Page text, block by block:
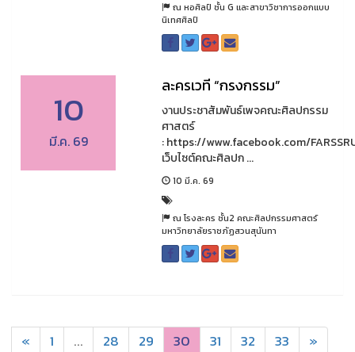
ณ หอศิลป์ ชั้น G และสาขาวิชาการออกแบบ
นิเทศศิลป์
10
มี.ค. 69
ละครเวที “กรงกรรม”
งานประชาสัมพันธ์เพจคณะศิลปกรรม
ศาสตร์
: https://www.facebook.com/
เว็บไซต์คณะศิลปก ...
10 มี.ค. 69
ณ โรงละคร ชั้น2 คณะศิลปกรรมศาสตร์
มหาวิทยาลัยราชภัฏสวนสุนันทา
« 1 ... 28 29 30 31 32 33 »